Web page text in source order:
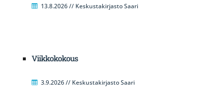
13.8.2026 // Keskustakirjasto Saari
Viikkokokous
3.9.2026 // Keskustakirjasto Saari